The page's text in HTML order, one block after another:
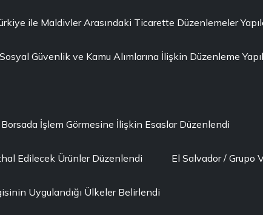
ile Maldivler Arasındaki Ticarette Düzenlemeler
Güvenlik ve Kamu Alımlarına İlişkin Düzenleme
İşlem Görmesine İlişkin Esaslar Düzenlendi
Edilecek Ürünler Düzenlendi El Salvador / Grupo
Uygulandığı Ülkeler Belirlendi